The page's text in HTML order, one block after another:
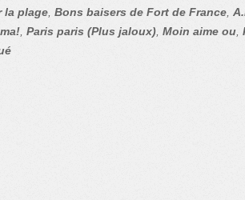
la plage Bons baisers de Fort de France
Paris paris (Plus jaloux) Moin aime ou